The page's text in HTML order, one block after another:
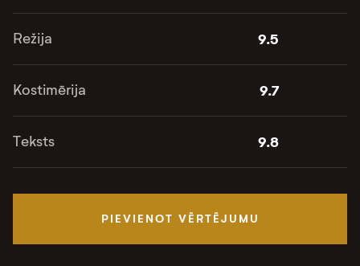
Režija 9.5
Kostimērija 9.7
Teksts 9.8
PIEVIENOT VĒRTĒJUMU